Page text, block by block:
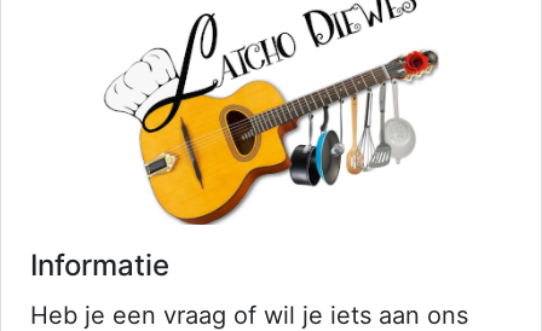
Informatie
Heb je een vraag of wil je iets aan ons